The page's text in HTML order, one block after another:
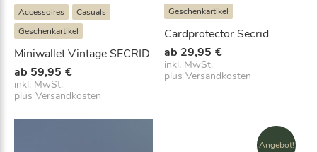
Accessoires
Casuals
Geschenkartikel
Miniwallet Vintage SECRID
ab 59,95 €
inkl. MwSt.
plus Versandkosten
Geschenkartikel
Cardprotector Secrid
ab 29,95 €
inkl. MwSt.
plusVersandkosten
Angebot!